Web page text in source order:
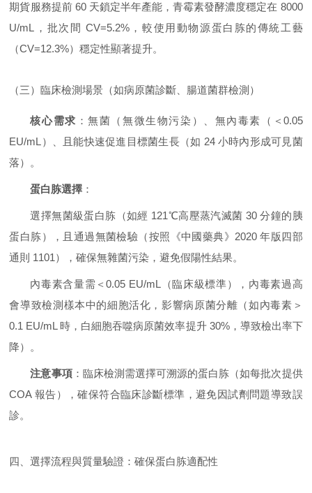
期貨服務提前 60 天鎖定半年產能，青霉素發酵濃度穩定在 8000
U/mL，批次間 CV=5.2%，較使用動物源蛋白胨的傳統工藝
（CV=12.3%）穩定性顯著提升。
（三）臨床檢測場景（如病原菌診斷、腸道菌群檢測）
核心需求 ：無菌（無微生物污染）、無內毒素（＜0.05
EU/mL）、且能快速促進目標菌生長（如 24 小時內形成可見菌
落）。
蛋白胨選擇 ：
選擇無菌級蛋白胨（如經 121℃高壓蒸汽滅菌 30 分鐘的胰
蛋白胨），且通過無菌檢驗（按照《中國藥典》2020 年版四部
通則 1101），確保無雜菌污染，避免假陽性結果。
內毒素含量需＜0.05 EU/mL（臨床級標準），內毒素過高
會導致檢測樣本中的細胞活化，影響病原菌分離（如內毒素＞
0.1 EU/mL 時，白細胞吞噬病原菌效率提升 30%，導致檢出率下
降）。
注意事項：臨床檢測需選擇可溯源的蛋白胨（如每批次提供
COA 報告），確保符合臨床診斷標準，避免因試劑問題導致誤
診。
四、選擇流程與質量驗證：確保蛋白胨適配性